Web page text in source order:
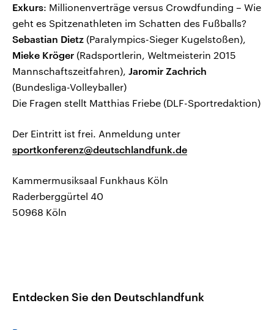
Exkurs: Millionenverträge versus Crowdfunding – Wie
geht es Spitzenathleten im Schatten des Fußballs?
Sebastian Dietz (Paralympics-Sieger Kugelstoßen),
Mieke Kröger (Radsportlerin, Weltmeisterin 2015
Mannschaftszeitfahren), Jaromir Zachrich
(Bundesliga-Volleyballer)
Die Fragen stellt Matthias Friebe (DLF-Sportredaktion)
Der Eintritt ist frei. Anmeldung unter
sportkonferenz@deutschlandfunk.de
Kammermusiksaal Funkhaus Köln
Raderberggürtel 40
50968 Köln
Entdecken Sie den Deutschlandfunk